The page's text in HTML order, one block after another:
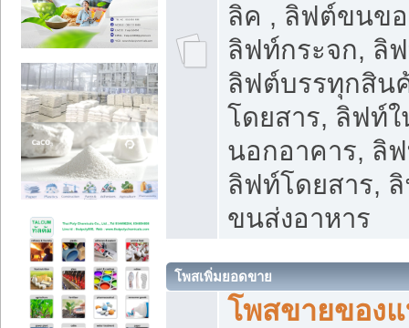
ลิค , ลิฟต์ขนข
ลิฟท์กระจก, ลิ
ลิฟต์บรรทุกสิน
โดยสาร, ลิฟท์
นอกอาคาร, ลิ
ลิฟท์โดยสาร,
ขนส่งอาหาร
โพสเพิ่มยอดขาย
โพสขายของ